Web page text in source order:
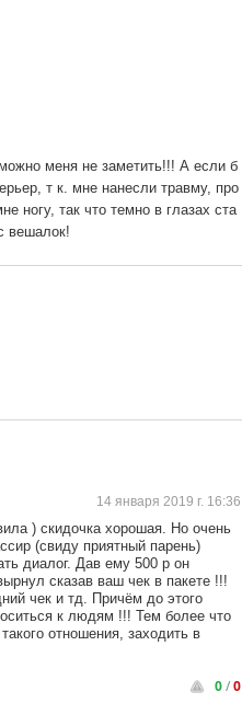
меня не заметить!!! А если б
т к. мне нанесли травму, про
ногу, так что темно в глазах ста
вешалок!
14 января 2019 г. 16:36
) скидочка хорошая. Но очень
(свиду приятный парень)
диалог. Дав ему 500 р он
сказав ваш чек в пакете !!!
чек и тд. Причём до этого
к людям !!! Тем более что
отношения, заходить в
0/0